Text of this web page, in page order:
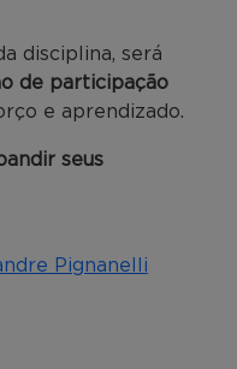
disciplina, será
de participação
e aprendizado.
seus
Pignanelli